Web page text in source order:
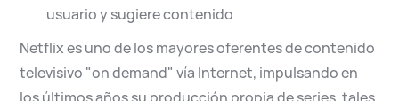
usuario y sugiere contenido
Netflix es uno de los mayores oferentes de contenido
televisivo "on demand" vía Internet, impulsando en
los últimos años su producción propia de series, tales